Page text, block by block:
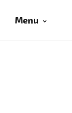
Menu